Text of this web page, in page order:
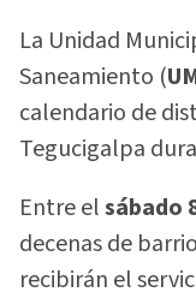
La Unidad
Saneamiento (
calendario de
Tegucigalpa
Entre elsábado
decenas de
recibirán el